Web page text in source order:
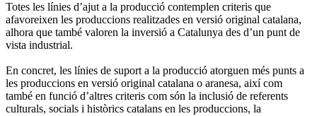
Totes les línies d’ajut a la producció contemplen criteris que
afavoreixen les produccions realitzades en versió original catalana,
alhora que també valoren la inversió a Catalunya des d’un punt de
vista industrial.
En concret, les línies de suport a la producció atorguen més punts a
les produccions en versió original catalana o aranesa, així com
també en funció d’altres criteris com són la inclusió de referents
culturals, socials i històrics catalans en les produccions, la